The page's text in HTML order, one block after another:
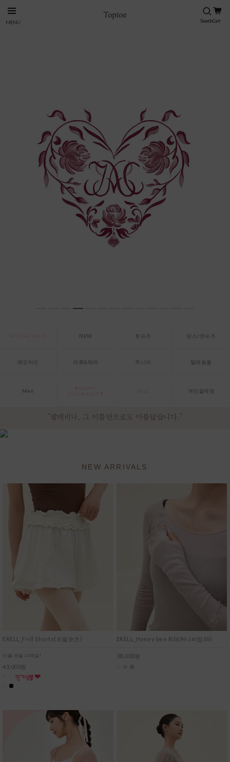
NEW 토슈즈 댄스/천슈즈
레오타드 의류&워머 주니어 발레용품
Men 개인결제창
"발레리나, 그 이름만으로도 아름답습니다."
NEW ARRIVALS
ERELL_Frill Shorts(프릴숏츠)
더블 프릴 디테일!
43,000원
ERELL_Honey bee Rib(허니비립SS)
38,000원